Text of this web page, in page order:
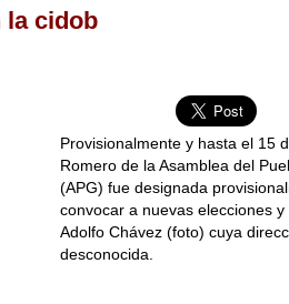
la cidob
Provisionalmente y hasta el 15
Romero de la Asamblea del
(APG) fue designada
convocar a nuevas elecciones
Adolfo Chávez (foto) cuya
desconocida.